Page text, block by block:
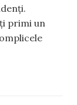
primi un